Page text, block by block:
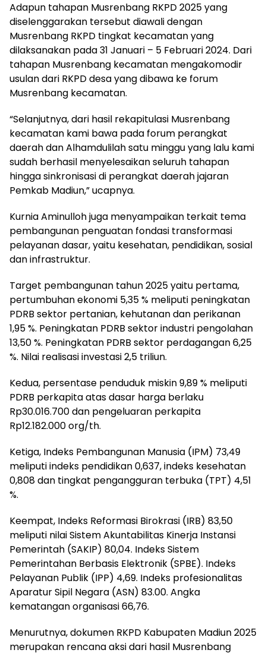
Adapun tahapan Musrenbang RKPD 2025 yang
diselenggarakan tersebut diawali dengan
Musrenbang RKPD tingkat kecamatan yang
dilaksanakan pada 31 Januari – 5 Februari 2024. Dari
tahapan Musrenbang kecamatan mengakomodir
usulan dari RKPD desa yang dibawa ke forum
Musrenbang kecamatan.
“Selanjutnya, dari hasil rekapitulasi Musrenbang
kecamatan kami bawa pada forum perangkat
daerah dan Alhamdulilah satu minggu yang lalu kami
sudah berhasil menyelesaikan seluruh tahapan
hingga sinkronisasi di perangkat daerah jajaran
Pemkab Madiun,” ucapnya.
Kurnia Aminulloh juga menyampaikan terkait tema
pembangunan penguatan fondasi transformasi
pelayanan dasar, yaitu kesehatan, pendidikan, sosial
dan infrastruktur.
Target pembangunan tahun 2025 yaitu pertama,
pertumbuhan ekonomi 5,35 % meliputi peningkatan
PDRB sektor pertanian, kehutanan dan perikanan
1,95 %. Peningkatan PDRB sektor industri pengolahan
13,50 %. Peningkatan PDRB sektor perdagangan 6,25
%. Nilai realisasi investasi 2,5 triliun.
Kedua, persentase penduduk miskin 9,89 % meliputi
PDRB perkapita atas dasar harga berlaku
Rp30.016.700 dan pengeluaran perkapita
Rp12.182.000 org/th.
Ketiga, Indeks Pembangunan Manusia (IPM) 73,49
meliputi indeks pendidikan 0,637, indeks kesehatan
0,808 dan tingkat pengangguran terbuka (TPT) 4,51
%.
Keempat, Indeks Reformasi Birokrasi (IRB) 83,50
meliputi nilai Sistem Akuntabilitas Kinerja Instansi
Pemerintah (SAKIP) 80,04. Indeks Sistem
Pemerintahan Berbasis Elektronik (SPBE). Indeks
Pelayanan Publik (IPP) 4,69. Indeks profesionalitas
Aparatur Sipil Negara (ASN) 83.00. Angka
kematangan organisasi 66,76.
Menurutnya, dokumen RKPD Kabupaten Madiun 2025
merupakan rencana aksi dari hasil Musrenbang